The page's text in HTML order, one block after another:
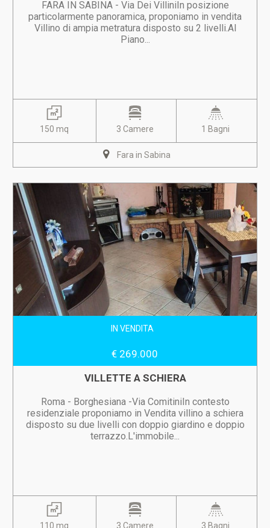
FARA IN SABINA - Via Dei VilliniIn posizione
particolarmente panoramica, proponiamo in vendita
Villino di ampia metratura disposto su 2 livelli.Al
Piano...
150 mq 3 Camere 1 Bagni
Fara in Sabina
IN VENDITA
€ 269.000
VILLETTE A SCHIERA
Roma - Borghesiana -Via ComitiniIn contesto
residenziale proponiamo in Vendita villino a schiera
disposto su due livelli con doppio giardino e doppio
terrazzo.L'immobile...
110 mq 3 Camere 3 Bagni